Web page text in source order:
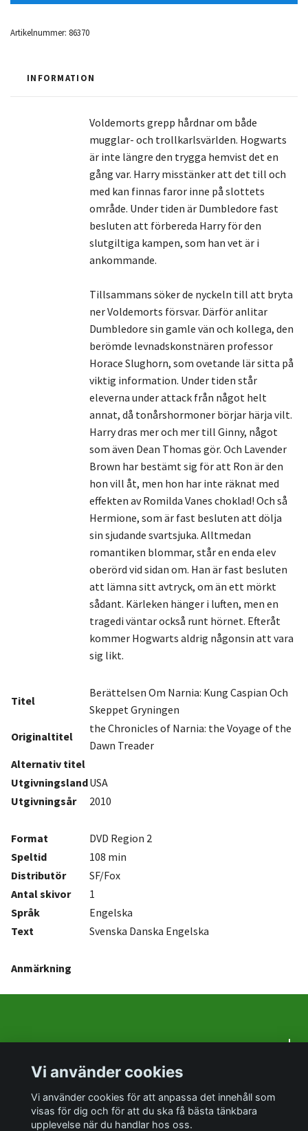
Artikelnummer: 86370
INFORMATION
Voldemorts grepp hårdnar om både
mugglar- och trollkarlsvärlden. Hogwarts
är inte längre den trygga hemvist det en
gång var. Harry misstänker att det till och
med kan finnas faror inne på slottets
område. Under tiden är Dumbledore fast
besluten att förbereda Harry för den
slutgiltiga kampen, som han vet är i
ankommande.
Tillsammans söker de nyckeln till att bryta
ner Voldemorts försvar. Därför anlitar
Dumbledore sin gamle vän och kollega, den
berömde levnadskonstnären professor
Horace Slughorn, som ovetande lär sitta på
viktig information. Under tiden står
eleverna under attack från något helt
annat, då tonårshormoner börjar härja vilt.
Harry dras mer och mer till Ginny, något
som även Dean Thomas gör. Och Lavender
Brown har bestämt sig för att Ron är den
hon vill åt, men hon har inte räknat med
effekten av Romilda Vanes choklad! Och så
Hermione, som är fast besluten att dölja
sin sjudande svartsjuka. Alltmedan
romantiken blommar, står en enda elev
oberörd vid sidan om. Han är fast besluten
att lämna sitt avtryck, om än ett mörkt
sådant. Kärleken hänger i luften, men en
tragedi väntar också runt hörnet. Efteråt
kommer Hogwarts aldrig någonsin att vara
sig likt.
Titel
Berättelsen Om Narnia: Kung Caspian Och
Skeppet Gryningen
Originaltitel
the Chronicles of Narnia: the Voyage of the
Dawn Treader
Alternativ titel
UtgivningslandUSA
Utgivningsår
2010
Format
DVD Region 2
Speltid
108 min
Distributör
SF/Fox
Antalskivor
1
Språk
Engelska
Text
Svenska Danska Engelska
Anmärkning
Om oss
Sociala medier
Vi använder cookies
Vi använder cookies för att anpassa det innehåll som
visas för dig och för att du ska få bästa tänkbara
upplevelse när du handlar hos oss.